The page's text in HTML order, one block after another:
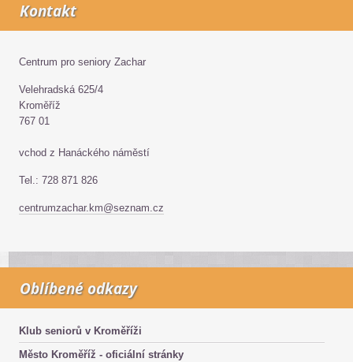
Kontakt
Centrum pro seniory Zachar
Velehradská 625/4
Kroměříž
767 01
vchod z Hanáckého náměstí
Tel.: 728 871 826
centrumzachar.km@seznam.cz
Oblíbené odkazy
Klub seniorů v Kroměříži
Město Kroměříž - oficiální stránky